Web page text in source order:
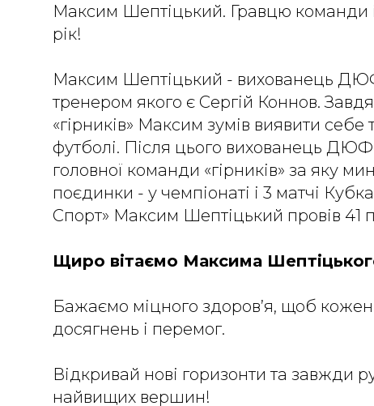
Максим Шептіцький. Гравцю команди
рік!
Максим Шептіцький - вихованець
тренером якого є Сергій Коннов.
«гірників» Максим зумів виявити
футболі. Після цього вихованець
головної команди «гірників» за яку
поєдинки - у чемпіонаті і 3 матчі
Спорт» Максим Шептіцький провів 41
Щиро вітаємо Максима
Бажаємо міцного здоров’я, щоб
досягнень і перемог.
Відкривай нові горизонти та завжди
найвищих вершин!